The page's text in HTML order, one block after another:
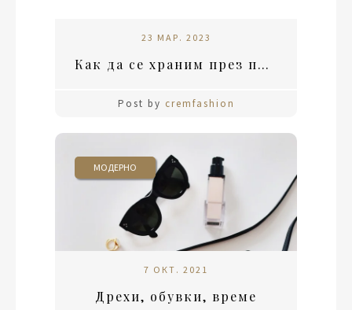
23 МАР. 2023
Как да се храним през пролетта
Post by cremfashion
МОДЕРНО
7 ОКТ. 2021
Дрехи, обувки, време